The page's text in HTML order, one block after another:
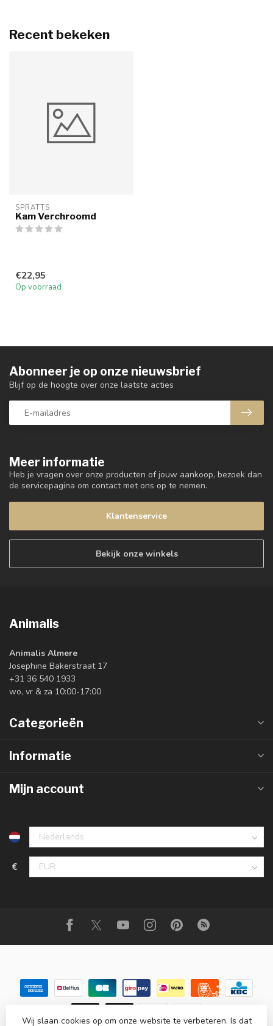
Recent bekeken
SPRATTS
Kam Verchroomd
€22,95
Op voorraad
Meer informatie
Heb je vragen over onze producten of jouw aankoop, bezoek dan
de servicepagina om contact met ons op te nemen.
Klantenservice
Bekijk onze winkels
Abonneer je op onze nieuwsbrief
Blijf op de hoogte over onze laatste acties
Animalis
Animalis Almere
Josephine Bakerstraat 17
+31 36 540 1933
wo, vr & za 10:00-17:00
Categorieën
Informatie
Mijn account
€
Wij slaan cookies op om onze website te verbeteren. Is dat